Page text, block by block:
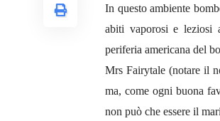
In questo ambiente
abiti vaporosi e leziosi
periferia americana del
Mrs Fairytale (notare il
ma, come ogni buona
non può che essere il